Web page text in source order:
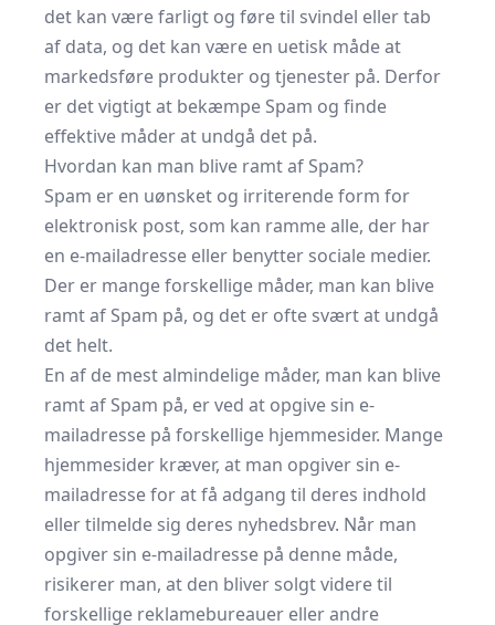
det kan være farligt og føre til svindel eller tab
af data, og det kan være en uetisk måde at
markedsføre produkter og tjenester på. Derfor
er det vigtigt at bekæmpe Spam og finde
effektive måder at undgå det på.
Hvordan kan man blive ramt af Spam?
Spam er en uønsket og irriterende form for
elektronisk post, som kan ramme alle, der har
en e-mailadresse eller benytter sociale medier.
Der er mange forskellige måder, man kan blive
ramt af Spam på, og det er ofte svært at undgå
det helt.
En af de mest almindelige måder, man kan blive
ramt af Spam på, er ved at opgive sin e-
mailadresse på forskellige hjemmesider. Mange
hjemmesider kræver, at man opgiver sin e-
mailadresse for at få adgang til deres indhold
eller tilmelde sig deres nyhedsbrev. Når man
opgiver sin e-mailadresse på denne måde,
risikerer man, at den bliver solgt videre til
forskellige reklamebureauer eller andre